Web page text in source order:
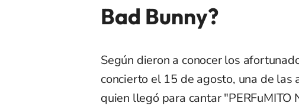
Bad Bunny?
Según dieron a conocer los
concierto el 15 de agosto, una de
quien llegó para cantar "PERFuMITO